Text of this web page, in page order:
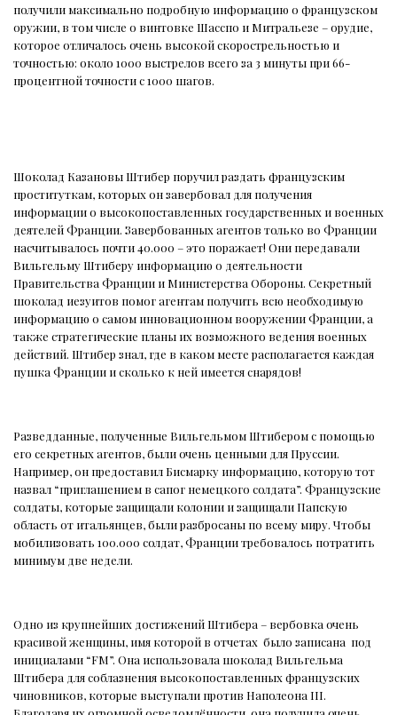
получили максимально подробную информацию о французском
оружии, в том числе о винтовке Шасспо и Митральезе – орудие,
которое отличалось очень высокой скорострельностью и
точностью: около 1000 выстрелов всего за 3 минуты при 66-
процентной точности с 1000 шагов.
Шоколад Казановы Штибер поручил раздать французским
проституткам, которых он завербовал для получения
информации о высокопоставленных государственных и военных
деятелей Франции. Завербованных агентов только во Франции
насчитывалось почти 40.000 – это поражает! Они передавали
Вильгельму Штиберу информацию о деятельности
Правительства Франции и Министерства Обороны. Секретный
шоколад иезуитов помог агентам получить всю необходимую
информацию о самом инновационном вооружении Франции, а
также стратегические планы их возможного ведения военных
действий. Штибер знал, где в каком месте располагается каждая
пушка Франции и сколько к ней имеется снарядов!
Разведданные, полученные Вильгельмом Штибером с помощью
его секретных агентов, были очень ценными для Пруссии.
Например, он предоставил Бисмарку информацию, которую тот
назвал “приглашением в сапог немецкого солдата”. Французские
солдаты, которые защищали колонии и защищали Папскую
область от итальянцев, были разбросаны по всему миру. Чтобы
мобилизовать 100.000 солдат, Франции требовалось потратить
минимум две недели.
Одно из крупнейших достижений Штибера – вербовка очень
красивой женщины, имя которой в отчетах было записана под
инициалами “FM”. Она использовала шоколад Вильгельма
Штибера для соблазнения высокопоставленных французских
чиновников, которые выступали против Наполеона III.